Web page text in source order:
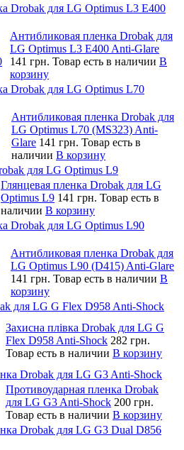
Drobak для LG Optimus L3 E400
Антибликовая пленка Drobak для
LG Optimus L3 E400 Anti-Glare
141 грн. Товар есть в наличии В
корзину
Drobak для LG Optimus L70
Антибликовая пленка Drobak для
LG Optimus L70 (MS323) Anti-
Glare 141 грн. Товар есть в
наличии В корзину
для LG Optimus L9
Глянцевая пленка Drobak для LG
Optimus L9 141 грн. Товар есть в
наличии В корзину
Drobak для LG Optimus L90
Антибликовая пленка Drobak для
LG Optimus L90 (D415) Anti-Glare
141 грн. Товар есть в наличии В
корзину
для LG G Flex D958 Anti-Shock
Захисна плівка Drobak для LG G
Flex D958 Anti-Shock 282 грн.
Товар есть в наличии В корзину
Drobak для LG G3 Anti-Shock
Противоударная пленка Drobak
для LG G3 Anti-Shock 200 грн.
Товар есть в наличии В корзину
Drobak для LG G3 Dual D856